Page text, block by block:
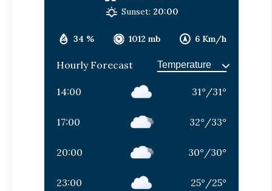
34 % 1012 mb 6 Km/h
Sunset: 20:00
Hourly Forecast
14:00 31° /31°
17:00 32° /33°
20:00 30° /30°
23:00 25° /25°